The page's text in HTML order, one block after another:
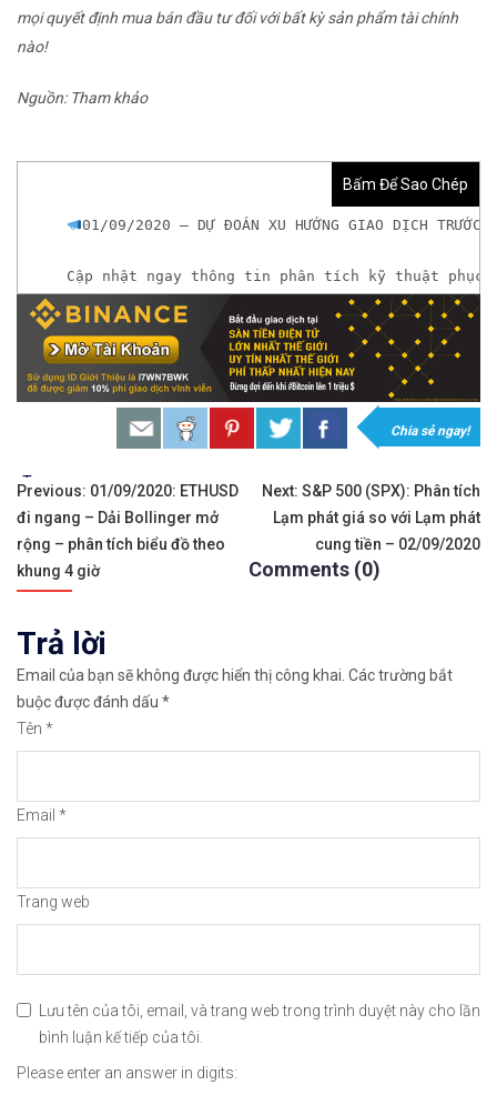
mọi quyết định mua bán đầu tư đối với bất kỳ sản phẩm tài chính
nào!
Nguồn: Tham khảo
Bấm Để Sao Chép
01/09/2020 – DỰ ĐOÁN XU HƯỚNG GIAO DỊCH TRƯỚC
Cập nhật ngay thông tin phân tích kỹ thuật phục
𝘟𝘦𝘮 𝘤𝘩𝘪 𝘵𝘪ế𝘵: https://chungkhoanforex.com/01-
𝐗𝐨á 𝐛ỏ 𝐥𝐨 𝐥ắ𝐧𝐠 𝐤𝐡𝐢 𝐭𝐡𝐚𝐦 𝐠𝐢𝐚 𝐭𝐡ị 𝐭𝐫ườ𝐧𝐠 𝐭à𝐢 𝐜𝐡í𝐧𝐡
𝘔ở 𝘵à𝘪 𝘬𝘩𝘰ả𝘯 𝘵𝘳ê𝘯 𝘴à𝘯 𝘌𝘹𝘯𝘦𝘴𝘴 𝘜𝘺 𝘛í𝘯 𝘷à 𝘱𝘩ù
𝘔ở 𝘵à𝘪 𝘬𝘩𝘰ả𝘯 𝘵𝘳ê𝘯 𝘴à𝘯 𝘐𝘊𝘔𝘢𝘳𝘬𝘦𝘵𝘴 𝘯ổ𝘪 𝘵𝘪ế𝘯𝘨
𝘔ở 𝘵à𝘪 𝘬𝘩𝘰ả𝘯 𝘵𝘳ê𝘯 𝘴à𝘯 𝘉𝘪𝘯𝘢𝘯𝘤𝘦 𝘯ổ𝘪 𝘵𝘪ế𝘯𝘨 𝘯𝘩ấ𝘵
https://chungkhoanforex.com/01-09-2020-du-
Cảm ơn bạn đã xem thông tin
#icmarkets #binance #exness #taichinh #dautu
Chia sẻ ngay!
Tags:
Điều
hướng
bài
viết
Previous: 01/09/2020: ETHUSD
đi ngang – Dải Bollinger mở
rộng – phân tích biểu đồ theo
khung 4 giờ
Next: S&P 500 (SPX): Phân tích
Lạm phát giá so với Lạm phát
cung tiền – 02/09/2020
Comments (0)
Trả lời
Email của bạn sẽ không được hiển thị công khai. Các trường bắt
buộc được đánh dấu *
Tên *
Email *
Trang web
Lưu tên của tôi, email, và trang web trong trình duyệt này cho lần
bình luận kế tiếp của tôi.
Please enter an answer in digits: